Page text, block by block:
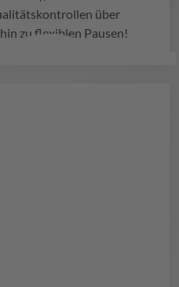
über
zu flexiblen Pausen!